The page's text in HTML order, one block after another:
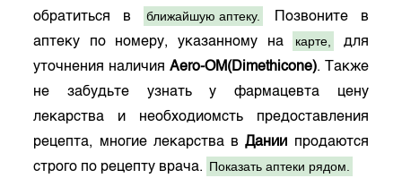
обратиться в
ближайшую аптеку.
Позвоните в
аптеку по номеру, указанному на
карте,
для
уточнения наличия Aero-OM(Dimethicone). Также
не забудьте узнать у фармацевта цену
лекарства и необходиомсть предоставления
рецепта, многие лекарства вДании продаются
строго по рецепту врача. Показать аптеки рядом.